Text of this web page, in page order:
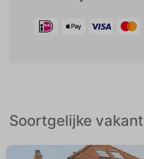
Soortgelijke